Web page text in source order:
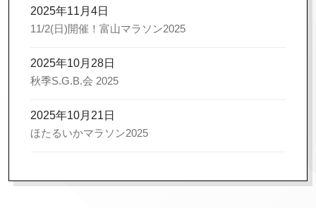
2025年11月4日
11/2(日)開催！富山マラソン2025
2025年10月28日
秋季S.G.B.会 2025
2025年10月21日
ほたるいかマラソン2025